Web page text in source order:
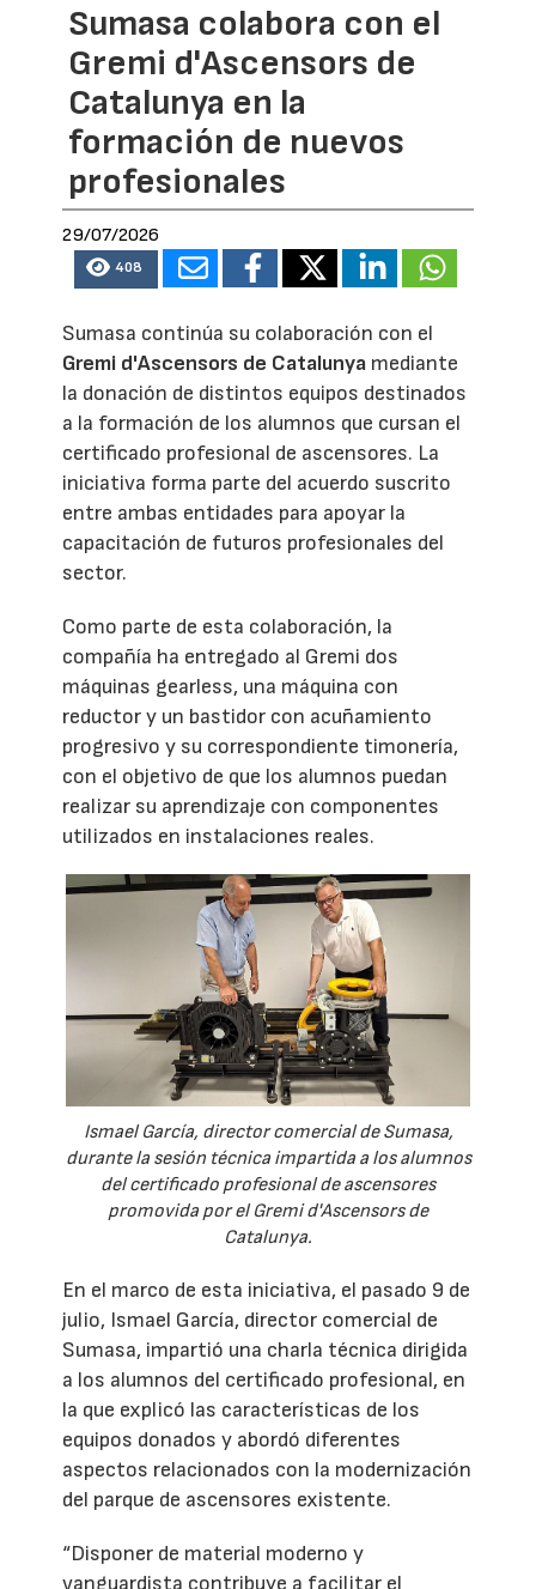
Sumasa colabora con el
Gremi d'Ascensors de
Catalunya en la
formación de nuevos
profesionales
29/07/2026
408
Sumasa continúa su colaboración con el
Gremi d'Ascensors de Catalunya mediante
la donación de distintos equipos destinados
a la formación de los alumnos que cursan el
certificado profesional de ascensores. La
iniciativa forma parte del acuerdo suscrito
entre ambas entidades para apoyar la
capacitación de futuros profesionales del
sector.
Como parte de esta colaboración, la
compañía ha entregado al Gremi dos
máquinas gearless, una máquina con
reductor y un bastidor con acuñamiento
progresivo y su correspondiente timonería,
con el objetivo de que los alumnos puedan
realizar su aprendizaje con componentes
utilizados en instalaciones reales.
Ismael García, director comercial de Sumasa,
durante la sesión técnica impartida a los alumnos
del certificado profesional de ascensores
promovida por el Gremi d'Ascensors de
Catalunya.
En el marco de esta iniciativa, el pasado 9 de
julio, Ismael García, director comercial de
Sumasa, impartió una charla técnica dirigida
a los alumnos del certificado profesional, en
la que explicó las características de los
equipos donados y abordó diferentes
aspectos relacionados con la modernización
del parque de ascensores existente.
“Disponer de material moderno y